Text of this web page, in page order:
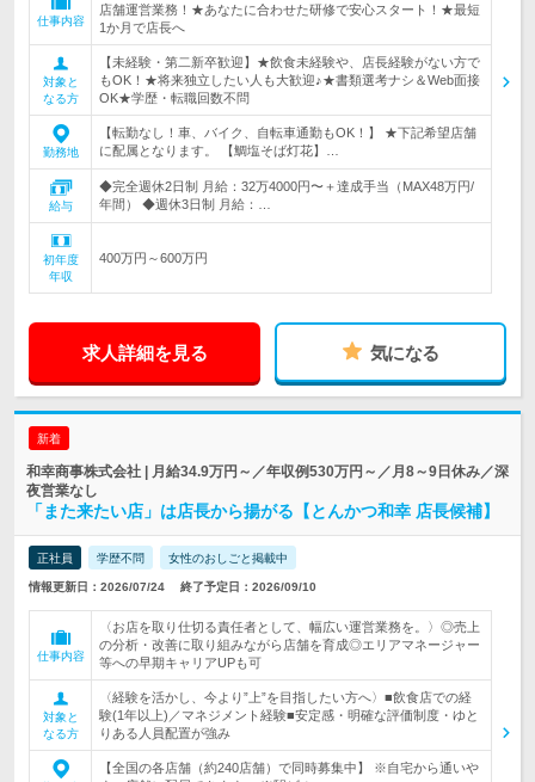
仕事内容
店舗運営業務！★あなたに合わせた研修で安心スタート！★最短
1か月で店長へ
対象と
なる方
【未経験・第二新卒歓迎】★飲食未経験や、店長経験がない方で
もOK！★将来独立したい人も大歓迎♪★書類選考ナシ＆Web面接
OK★学歴・転職回数不問
勤務地
【転勤なし！車、バイク、自転車通勤もOK！】 ★下記希望店舗
に配属となります。 【鯛塩そば灯花】…
給与
◆完全週休2日制 月給：32万4000円〜＋達成手当（MAX48万円/
年間） ◆週休3日制 月給：…
初年度
年収
400万円～600万円
求人詳細を見る 気になる
新着
和幸商事株式会社 | 月給34.9万円～／年収例530万円～／月8～9日休み／深
夜営業なし
「また来たい店」は店長から揚がる【とんかつ和幸 店長候補】
正社員 学歴不問 女性のおしごと掲載中
情報更新日：2026/07/24 終了予定日：2026/09/10
仕事内容
〈お店を取り仕切る責任者として、幅広い運営業務を。〉◎売上
の分析・改善に取り組みながら店舗を育成◎エリアマネージャー
等への早期キャリアUPも可
対象と
なる方
〈経験を活かし、今より”上”を目指したい方へ〉■飲食店での経
験(1年以上)／マネジメント経験■安定感・明確な評価制度・ゆと
りある人員配置が強み
【全国の各店舗（約240店舗）で同時募集中】 ※自宅から通いや